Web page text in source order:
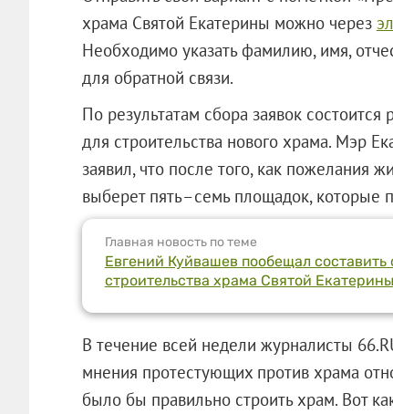
храма Святой Екатерины можно через
Необходимо указать фамилию, имя,
для обратной связи.
По результатам сбора заявок
для строительства нового храма. Мэр
заявил, что после того, как пожелания
выберет пять–семь площадок, которые
Главная новость по теме
Евгений Куйвашев пообещал
строительства храма Святой Екатерины
В течение всей недели журналисты
мнения протестующих против храма
было бы правильно строить храм.